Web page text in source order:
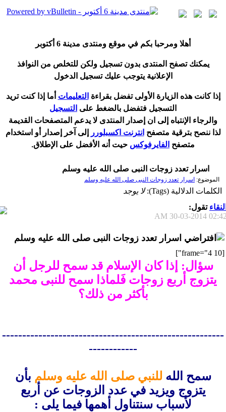
هلا ومرحبا بكم في موقع ومنتدى مدينة 6 أكتوبر
يمكنك تصفح المنتدى بدون تسجيل ولكن للتخلص من النوافذ
الإعلانية يتوجب عليك تسجيل الدخول
إذا كانت هذه الزيارة الأولى تفضل بقراءة التعليمات ما إذا كنت تريد
التسجيل فتفضل بالضغط على التسجيل
والرجاء الإنتباه إلى ان إصدار المنتدى لا يدعم المتصفحات القديمة
لذا ننصح بترقية متصفح انترنت اكسبلورر إلى آخر إصدار أو استخدام
متصفح الفايرفوكس حيت نه الأفضل على الإطلاق.
اسرار تعدد زوجات النبى صلى الله عليه وسلم
الموضوع: اسرار تعدد زوجات النبى صلى الله عليه وسلم
الكلمات الدلالية (Tags):
لا يوجد
تقول:
30-03-2014 02:42
اسرار تعدد زوجات النبى صلى الله عليه وسلم
[frame="4 10"]
سؤال: إذا كان الإسلام قد سمح للرجل أن
يتزوج أربع زوجات فَلماذا سمح للنبى محمد
بأكثر من ذلك؟
-------------------------------------------------------
------------
سمح الله للنبي صلى الله عليه وسلم بأن
يتزوج ويزيد في عدد الزوجات عن أربع
لأسباب سنتناول أهمها فيما يلى :